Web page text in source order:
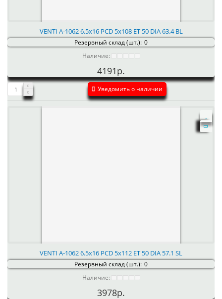
VENTI А-1062 6.5x16 PCD 5x108 ET 50 DIA 63.4 BL
Резервный склад (шт.): 0
Наличие:
4191р.
Уведомить о наличии
VENTI А-1062 6.5x16 PCD 5x112 ET 50 DIA 57.1 SL
Резервный склад (шт.): 0
Наличие:
3978р.